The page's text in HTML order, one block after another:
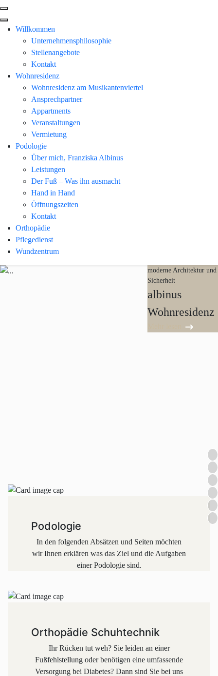
Willkommen
Unternehmensphilosophie
Stellenangebote
Kontakt
Wohnresidenz
Wohnresidenz am Musikantenviertel
Ansprechpartner
Appartments
Veranstaltungen
Vermietung
Podologie
Über mich, Franziska Albinus
Leistungen
Der Fuß – Was ihn ausmacht
Hand in Hand
Öffnungszeiten
Kontakt
Orthopädie
Pflegedienst
Wundzentrum
moderne Architektur und
Sicherheit
albinus
Wohnresidenz
Mehr lesen
pflegerische Versorgung &
soziale Betreuung
albinus
Pflegedienst
gesunde Schuhe für Ihre Füße
albinus
Orthopädie-
Schuhtechnik
Mehr lesen
podologische
Behandlungen
albinus
Podologie
Mehr lesen
Podologie
In den folgenden Absätzen und Seiten möchten
wir Ihnen erklären was das Ziel und die Aufgaben
einer Podologie sind.
Orthopädie Schuhtechnik
Ihr Rücken tut weh? Sie leiden an einer
Fußfehlstellung oder benötigen eine umfassende
Versorgung bei Diabetes? Dann sind Sie bei uns